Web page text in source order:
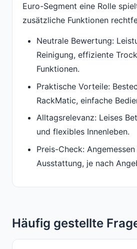
Euro-Segment eine Rolle
zusätzliche Funktionen
Neutrale Bewertung:
Reinigung, effiziente
Funktionen.
Praktische Vorteile:
RackMatic, einfache
Alltagsrelevanz: Leises
und flexibles Innenleben.
Preis-Check:
Ausstattung, je nach
Häufig gestellte